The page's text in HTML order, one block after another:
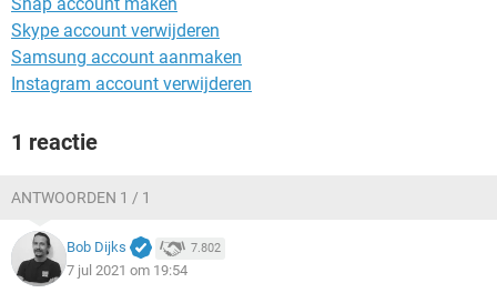
Skype account verwijderen
Samsung account aanmaken
Instagram account verwijderen
1 reactie
ANTWOORDEN 1 / 1
Bob Dijks 7.802
7 jul 2021 om 19:54